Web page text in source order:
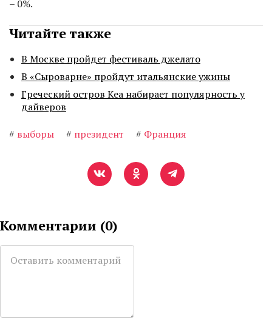
– 0%.
Читайте также
В Москве пройдет фестиваль джелато
В «Сыроварне» пройдут итальянские ужины
Греческий остров Кеа набирает популярность у
дайверов
# выборы # президент # Франция
Комментарии (0)